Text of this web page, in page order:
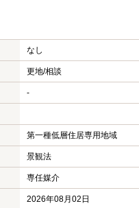
なし
更地/相談
-
第一種低層住居専用地域
景観法
専任媒介
2026年08月02日